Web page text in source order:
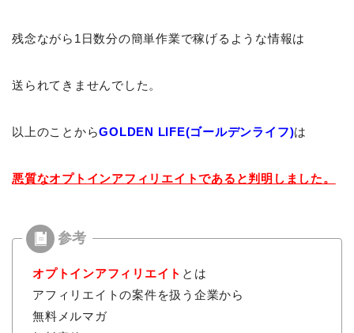
残念ながら1日数分の簡単作業で稼げるような情報は
送られてきませんでした。
以上のことからGOLDEN LIFE(ゴールデンライフ)は
悪質なオプトインアフィリエイトであると判明しました。
オプトインアフィリエイト とは
アフィリエイトの案件を扱う企業から
無料メルマガ